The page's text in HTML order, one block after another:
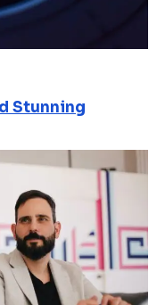
Stunning